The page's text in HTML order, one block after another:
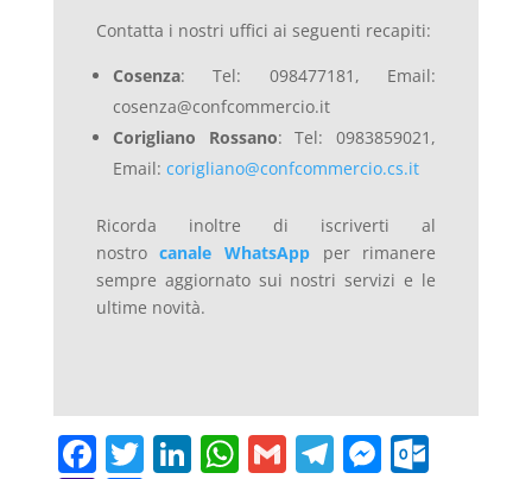
Contatta i nostri uffici ai seguenti recapiti:
Cosenza: Tel: 098477181, Email:
cosenza@confcommercio.it
Corigliano Rossano: Tel: 0983859021,
Email: corigliano@confcommercio.cs.it
Ricorda inoltre di iscriverti al
nostro canale WhatsApp
per rimanere
sempre aggiornato sui nostri servizi e le
ultime novità.
F T Li W G T M O